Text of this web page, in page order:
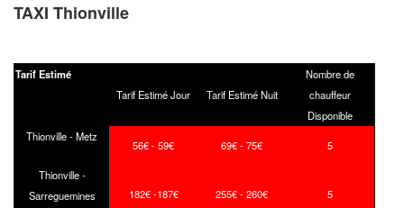
TAXI Thionville
Tarif Estimé
Tarif Estimé Jour
Tarif Estimé Nuit
Nombre de
chauffeur
Disponible
Thionville - Metz
56€ - 59€ 69€ - 75€ 5
Thionville -
Sarreguemines
182€ -187€ 255€ - 260€ 5